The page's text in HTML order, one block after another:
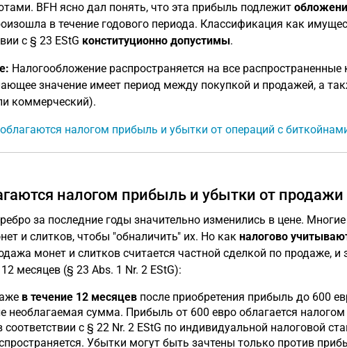
BFH ясно дал понять, что эта прибыль подлежит
в течение годового периода. Классификация как
с § 23 EStG конституционно допустимы.
Налогообложение распространяется на все
значение имеет период между покупкой и продажей, а
коммерческий).
налогом прибыль и убытки от операций с
налогом прибыль и убытки от продажи
за последние годы значительно изменились в цене.
и слитков, чтобы "обналичить" их. Но как налогово
монет и слитков считается частной сделкой по продаже,
месяцев (§ 23 Abs. 1 Nr. 2 EStG):
в течение 12 месяцевпосле приобретения прибыль до 600
необлагаемая сумма. Прибыль от 600 евро облагается
с § 22 Nr. 2 EStG по индивидуальной налоговой
Убытки могут быть зачтены только против